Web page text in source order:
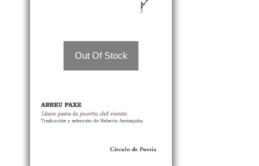
Out Of Stock